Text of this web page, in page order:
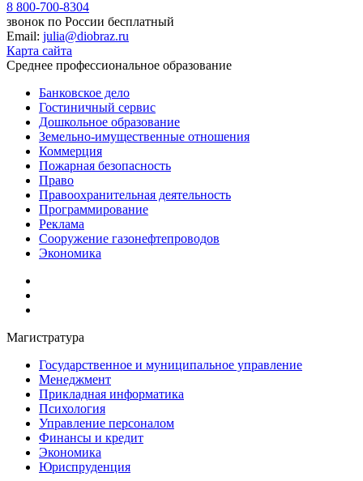
8 800-700-8304
звонок по России бесплатный
Email: julia@diobraz.ru
Карта сайта
Среднее профессиональное образование
Банковское дело
Гостиничный сервис
Дошкольное образование
Земельно-имущественные отношения
Коммерция
Пожарная безопасность
Право
Правоохранительная деятельность
Программирование
Реклама
Сооружение газонефтепроводов
Экономика
Магистратура
Государственное и муниципальное управление
Менеджмент
Прикладная информатика
Психология
Управление персоналом
Финансы и кредит
Экономика
Юриспруденция